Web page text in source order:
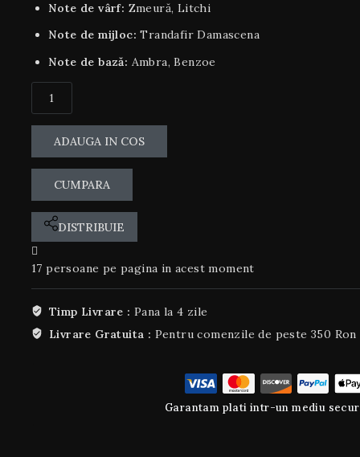
Note de vârf: Zmeură, Litchi
Note de mijloc: Trandafir Damascena
Note de bază: Ambra, Benzoe
ADAUGA IN COS
CUMPARA
DISTRIBUIE
17 persoane pe pagina in acest moment
Timp Livrare : Pana la 4 zile
Livrare Gratuita : Pentru comenzile de peste 350 Ron
Garantam plati intr-un mediu